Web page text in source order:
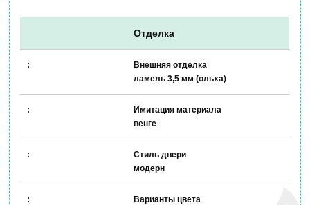
Отделка
Внешняя отделка
ламель 3,5 мм (ольха)
Имитация материала
венге
Стиль двери
модерн
Варианты цвета